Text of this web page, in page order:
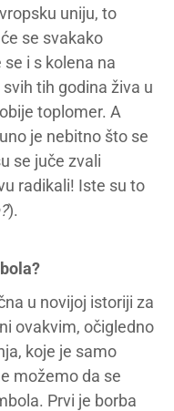
uniju, to
se svakako
i s kolena na
tih godina živa u
toplomer. A
je nebitno što se
se juče zvali
radikali! Iste su to
).
u novijoj istoriji za
ovakvim, očigledno
koje je samo
možemo da se
Prvi je borba